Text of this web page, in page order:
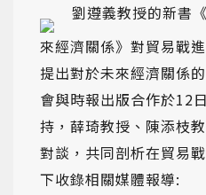
劉遵義教授的新書
來經濟關係》對貿易戰
提出對於未來經濟關係
會與時報出版合作於12
持，薛琦教授、陳添枝
對談，共同剖析在貿易
下收錄相關媒體報導: